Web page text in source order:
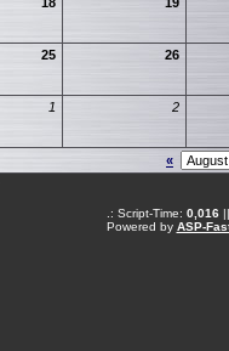
25 26
1 2
«
.: Script-Time: 0,016||
Powered by ASP-